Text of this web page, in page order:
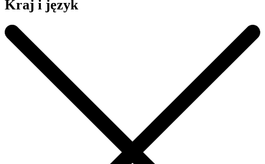
Kraj i język